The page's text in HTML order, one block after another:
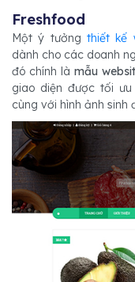
Freshfood
Một ý tưởngthiết kế
dành cho các doanh
đó chính là mẫu
giao diện được tối
cùng với hình ảnh sinh